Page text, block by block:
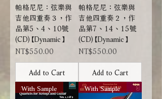
帕格尼尼：弦樂與
吉他四重奏３，作
品第5、4、10號
(CD)【Dynamic】
Price
NT$550.00
Add to Cart
帕格尼尼：弦樂與
吉他四重奏２，作
品第7、14、15號
(CD)【Dynamic】
Price
NT$550.00
Add to Cart
With Sample With Sample